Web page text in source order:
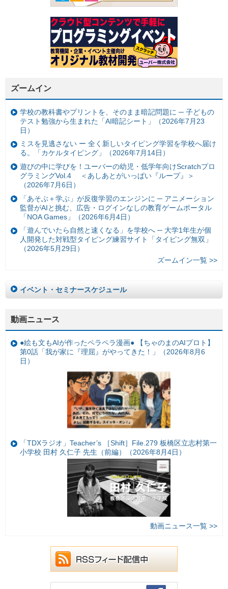
ズームイン
学校の教科書やプリントを、そのまま暗記問題に ─ 子どもの
テスト勉強から生まれた「AI暗記シート」（2026年7月23
日）
ミスを見逃さない ー 全く新しいタイピング学習を学校へ届け
る。「カケルタイピング」（2026年7月14日）
遊びの中に学びを！ユーバーの幼児・低学年向けScratchプロ
グラミングVol.4 ＜あしあとがいっぱい『ループ』＞
（2026年7月6日）
「あそぶ＋学ぶ」が反復学習のエンジンに ─ アニメーション
監督がAIと挑む、広告・ログインなしの教育ゲームポータル
「NOA Games」（2026年6月4日）
「遊んでいたら自然と速くなる」を学校へ ─ 大学1年生が個
人開発した対戦型タイピング練習サイト「タイピング無双」
（2026年5月29日）
ズームイン一覧 >>
イベント・セミナースケジュール
動画ニュース
●絵も文もAIが作ったペラペラ漫画● 【ちゃのまのAIプロト】
第0話「我が家に『理屈』がやってきた！」（2026年8月6
日）
「TDXラジオ」Teacher’s ［Shift］File.279 板橋区立志村第一
小学校 田村 久仁子 先生（前編）（2026年8月4日）
動画ニュース一覧 >>